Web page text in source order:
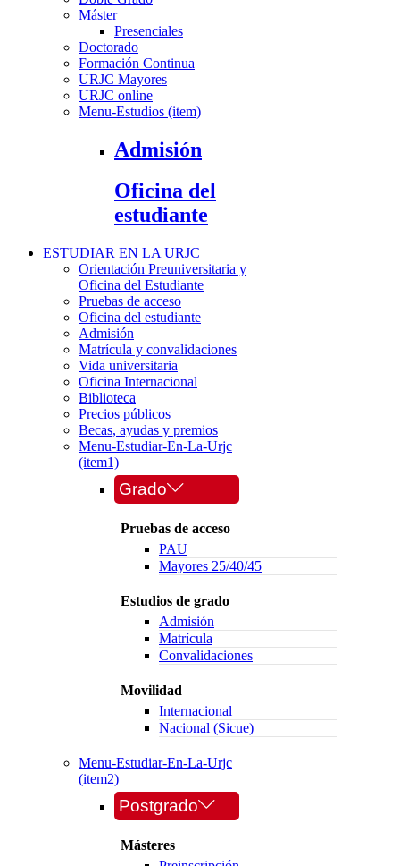
Máster
Presenciales
Doctorado
Formación Continua
URJC Mayores
URJC online
Menu-Estudios (item)
Admisión
Oficina del
estudiante
ESTUDIAR EN LA URJC
Orientación Preuniversitaria y
Oficina del Estudiante
Pruebas de acceso
Oficina del estudiante
Admisión
Matrícula y convalidaciones
Vida universitaria
Oficina Internacional
Biblioteca
Precios públicos
Becas, ayudas y premios
Menu-Estudiar-En-La-Urjc
(item1)
Grado
Pruebas de acceso
PAU
Mayores 25/40/45
Estudios de grado
Admisión
Matrícula
Convalidaciones
Movilidad
Internacional
Nacional (Sicue)
Menu-Estudiar-En-La-Urjc
(item2)
Postgrado
Másteres